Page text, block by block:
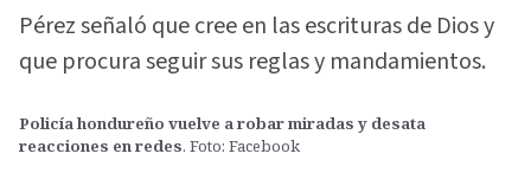
Pérez señaló que cree en las escrituras de Dios y
que procura seguir sus reglas y mandamientos.
Policía hondureño vuelve a robar miradas y desata
reacciones en redes. Foto: Facebook